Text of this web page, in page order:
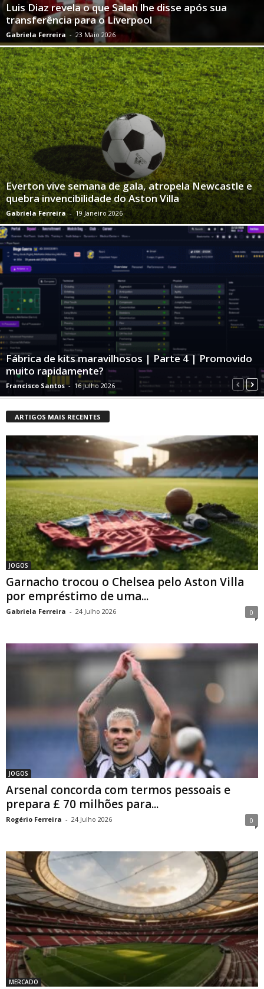
Luis Diaz revela o que Salah lhe disse após sua
transferência para o Liverpool
Gabriela Ferreira - 23 Maio 2026
Everton vive semana de gala, atropela Newcastle e
quebra invencibilidade do Aston Villa
Gabriela Ferreira - 19 Janeiro 2026
Fábrica de kits maravilhosos | Parte 4 | Promovido
muito rapidamente?
Francisco Santos - 16 Julho 2026
ARTIGOS MAIS RECENTES
JOGOS
Garnacho trocou o Chelsea pelo Aston Villa
por empréstimo de uma...
Gabriela Ferreira - 24 Julho 2026 0
JOGOS
Arsenal concorda com termos pessoais e
prepara £ 70 milhões para...
Rogério Ferreira - 24 Julho 2026 0
MERCADO